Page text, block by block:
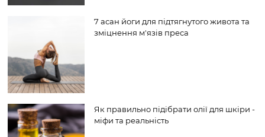
7 асан йоги для підтягнутого живота та
зміцнення м'язів преса
Як правильно підібрати олії для шкіри -
міфи та реальність